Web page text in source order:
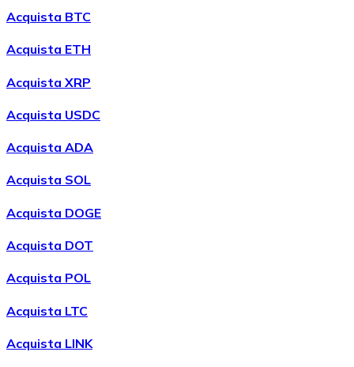
Acquista BTC
Acquista ETH
Acquista XRP
Acquista USDC
Acquista ADA
Acquista SOL
Acquista DOGE
Acquista DOT
Acquista POL
Acquista LTC
Acquista LINK